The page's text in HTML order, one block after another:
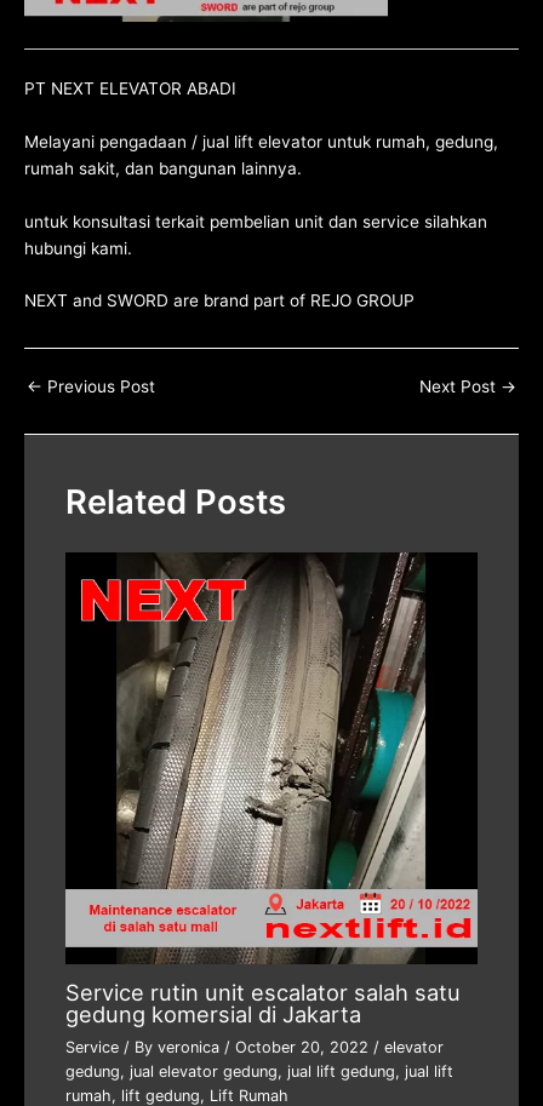
PT NEXT ELEVATOR ABADI
Melayani pengadaan / jual lift elevator untuk rumah, gedung,
rumah sakit, dan bangunan lainnya.
untuk konsultasi terkait pembelian unit dan service silahkan
hubungi kami.
NEXT and SWORD are brand part of REJO GROUP
← Previous Post Next Post →
Related Posts
Service rutin unit escalator salah satu
gedung komersial di Jakarta
Service / Byveronica /October 20, 2022 /elevator
gedung, jual elevator gedung, jual lift gedung, jual lift
rumah, lift gedung, Lift Rumah